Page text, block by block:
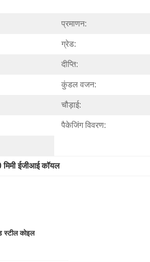
प्रमाणन:
ग्रेड:
दीप्ति:
कुंडल वजन:
चौड़ाई:
पैकेजिंग विवरण:
मिमी ईजीआई कॉयल
स्टील कोइल